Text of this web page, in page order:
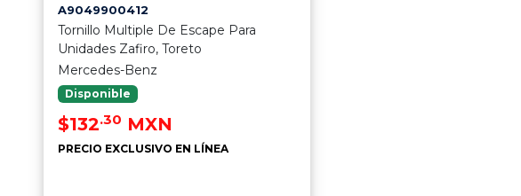
A9049900412
Tornillo Multiple De Escape Para
Unidades Zafiro, Toreto
Mercedes-Benz
Disponible
$132.30 MXN
PRECIO EXCLUSIVO EN LÍNEA